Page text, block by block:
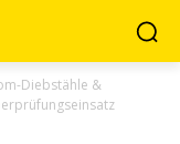
Diebstähle &